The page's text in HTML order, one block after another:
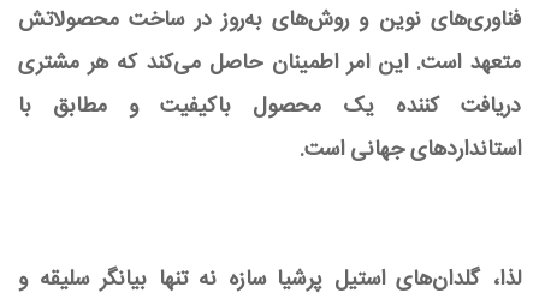
فناوری‌های نوین و روش‌های به‌روز در ساخت محصولاتش
متعهد است. این امر اطمینان حاصل می‌کند که هر مشتری
دریافت کننده یک محصول باکیفیت و مطابق با
استانداردهای جهانی است.
لذا، گلدان‌های استیل پرشیا سازه نه تنها بیانگر سلیقه و